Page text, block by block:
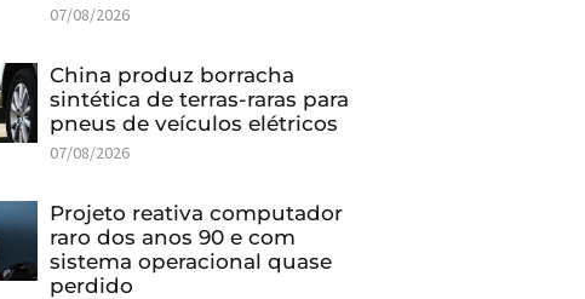
07/08/2026
China produz borracha
sintética de terras-raras para
pneus de veículos elétricos
07/08/2026
Projeto reativa computador
raro dos anos 90 e com
sistema operacional quase
perdido